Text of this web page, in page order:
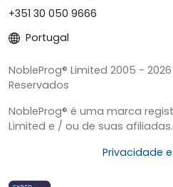
+351 30 050 9666
Portugal
NobleProg® Limited 2005 -
Reservados
NobleProg® é uma marca
Limited e / ou de suas afiliadas.
Privacidade